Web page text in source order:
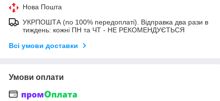
Нова Пошта
УКРПОШТА (по 100% передоплаті). Відправка два рази в
тиждень: кожні ПН та ЧТ - НЕ РЕКОМЕНДУЄТЬСЯ
Всі умови доставки
Умови оплати